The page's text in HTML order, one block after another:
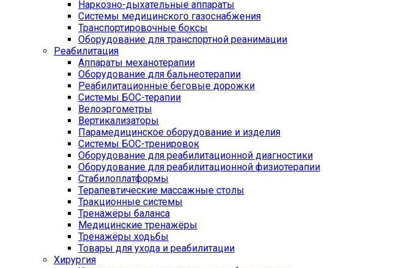
Наркозно-дыхательные аппараты
Системы медицинского газоснабжения
Транспортировочные боксы
Оборудование для транспортной реанимации
Реабилитация
Аппараты механотерапии
Оборудование для бальнеотерапии
Реабилитационные беговые дорожки
Системы БОС-терапии
Велоэргометры
Вертикализаторы
Парамедицинское оборудование и изделия
Системы БОС-тренировок
Оборудование для реабилитационной диагностики
Оборудование для реабилитационной физиотерапии
Стабилоплатформы
Терапевтические массажные столы
Тракционные системы
Тренажёры баланса
Медицинские тренажёры
Тренажёры ходьбы
Товары для ухода и реабилитации
Хирургия